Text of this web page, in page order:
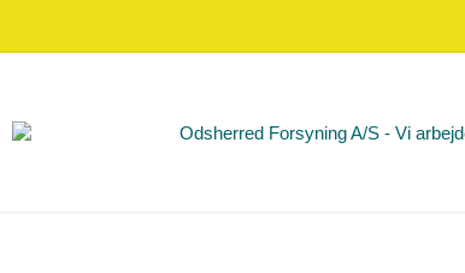
indholdet